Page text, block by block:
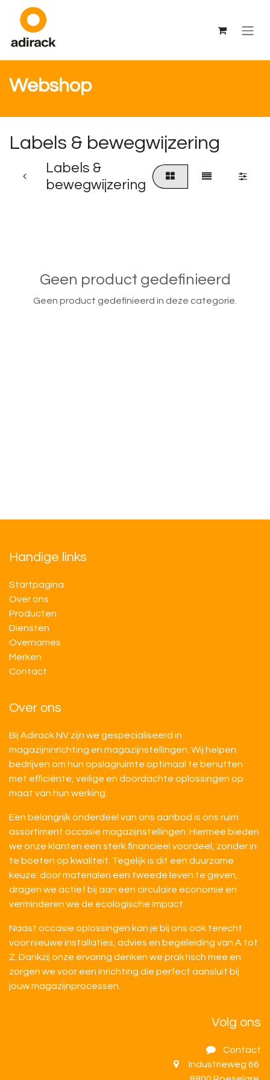
Overslaan naar inhoud
Webshop
Labels & bewegwijzering
Labels &
bewegwijzering
Geen product gedefinieerd
Geen product gedefinieerd in deze categorie.
Handige links
Startpagina
Over ons
Producten
Diensten
Overnames
M​​erken
Contact
Over ons
Bij Adirack NV zijn we gespecialiseerd in
magazijninrichting en magazijnstellingen. Wij helpen
bedrijven om hun opslagruimte optimaal te benutten
met efficiënte, veilige en doordachte oplossingen op
maat van hun werking.
Een belangrijk onderdeel van ons aanbod is ons ruim
assortiment occasie magazijnstellingen. Hiermee bieden
we onze klanten een sterk financieel voordeel, zonder in
te boeten op kwaliteit. Tegelijk is dit een duurzame
keuze: door materialen een tweede leven te geven,
dragen we actief bij aan een circulaire economie en
verminderen we de ecologische impact.
Naast occasie oplossingen kan je bij ons ook terecht
voor nieuwe installaties, advies en begeleiding van A tot
Z. Dankzij onze ervaring denken we praktisch mee en
zorgen we voor een inrichting die perfect aansluit bij
jouw magazijnprocessen.
Volg ons
Contact
Industrieweg 66